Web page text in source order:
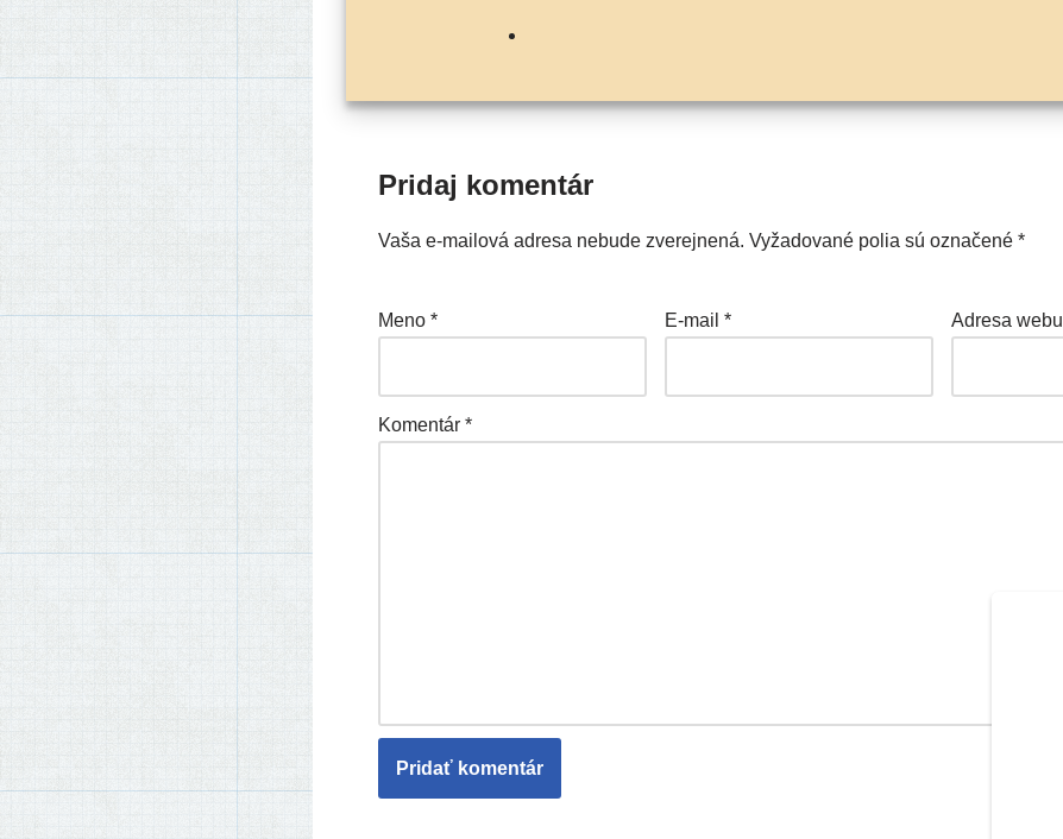
Pridaj komentár
Vaša e-mailová adresa nebude zverejnená. Vyžadované polia sú označené *
Meno * E-mail * Adresa webu
Komentár *